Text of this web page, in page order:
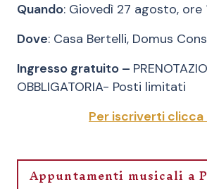
Quando: Giovedì 27 agosto, ore
Dove: Casa Bertelli, Domus
Ingresso gratuito –
OBBLIGATORIA- Posti limitati
Per iscriverti clicca
Appuntamenti musicali a